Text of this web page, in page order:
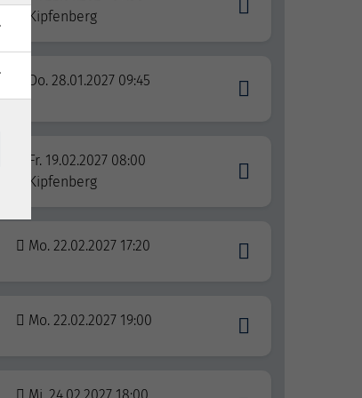
Kipfenberg
Do. 28.01.2027 09:45
Fr. 19.02.2027 08:00
Kipfenberg
Mo. 22.02.2027 17:20
Mo. 22.02.2027 19:00